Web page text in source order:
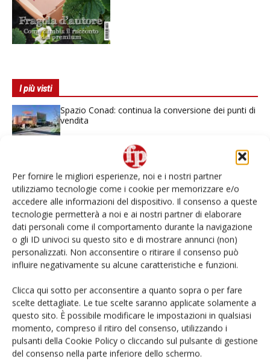
Per fornire le migliori esperienze, noi e i nostri partner
utilizziamo tecnologie come i cookie per memorizzare e/o
accedere alle informazioni del dispositivo. Il consenso a queste
tecnologie permetterà a noi e ai nostri partner di elaborare
dati personali come il comportamento durante la navigazione
o gli ID univoci su questo sito e di mostrare annunci (non)
personalizzati. Non acconsentire o ritirare il consenso può
influire negativamente su alcune caratteristiche e funzioni.
Clicca qui sotto per acconsentire a quanto sopra o per fare
scelte dettagliate. Le tue scelte saranno applicate solamente a
questo sito. È possibile modificare le impostazioni in qualsiasi
momento, compreso il ritiro del consenso, utilizzando i
pulsanti della Cookie Policy o cliccando sul pulsante di gestione
del consenso nella parte inferiore dello schermo.
I più visti
Spazio Conad: continua la conversione dei punti di
vendita
Non è una susina: è Metis… e può rivoluzionare la
L’ortofrutta di Extra Supermercati tra localismo e
Ai #Repartofresh
Andamento prezzi ortofrutta in Italia al 27 luglio
2026
Leonardo Odorizzi: “Dobbiamo creare stupore nel
punto di vendita” #vocidellortofrutta